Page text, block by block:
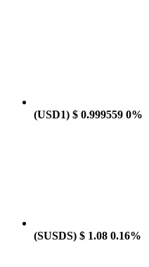
(USD1) $ 0.999559 0%
(SUSDS) $ 1.08 0.16%